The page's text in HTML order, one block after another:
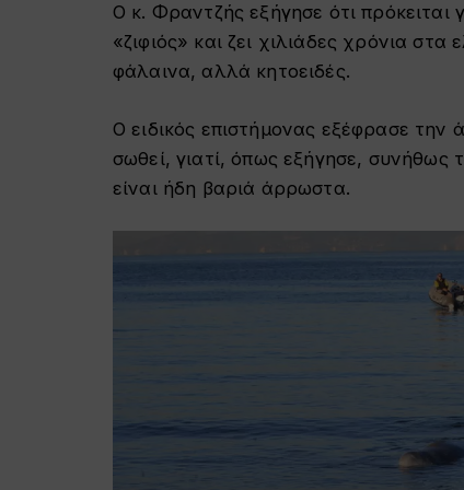
Ο κ. Φραντζής εξήγησε ότι πρόκειται
«ζιφιός» και ζει χιλιάδες χρόνια
φάλαινα, αλλά κητοειδές.
Ο ειδικός επιστήμονας εξέφρασε την
σωθεί, γιατί, όπως εξήγησε,
είναι ήδη βαριά άρρωστα.